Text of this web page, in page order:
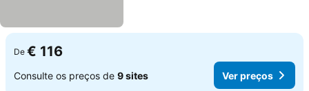
De € 116
Consulte os preços de 9 sites Ver preços